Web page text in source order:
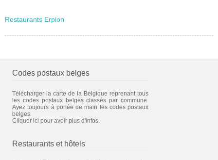
Restaurants Erpion
Codes postaux belges
Télécharger la carte de la Belgique reprenant tous
les codes postaux belges classés par commune.
Ayez toujours à portée de main les codes postaux
belges.
Cliquer ici pour avoir plus d'infos.
Restaurants et hôtels